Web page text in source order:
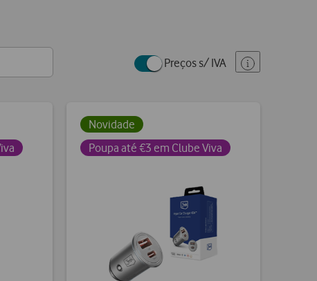
Preços s/ IVA
Novidade
Poupa até €3 em Clube Viva